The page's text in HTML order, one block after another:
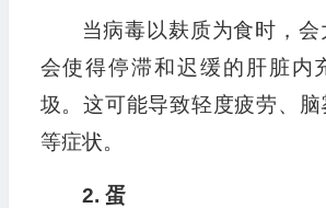
当病毒以麸质为食时，
会使得停滞和迟缓的肝脏内
圾。这可能导致轻度疲劳、脑
等症状。
2. 蛋